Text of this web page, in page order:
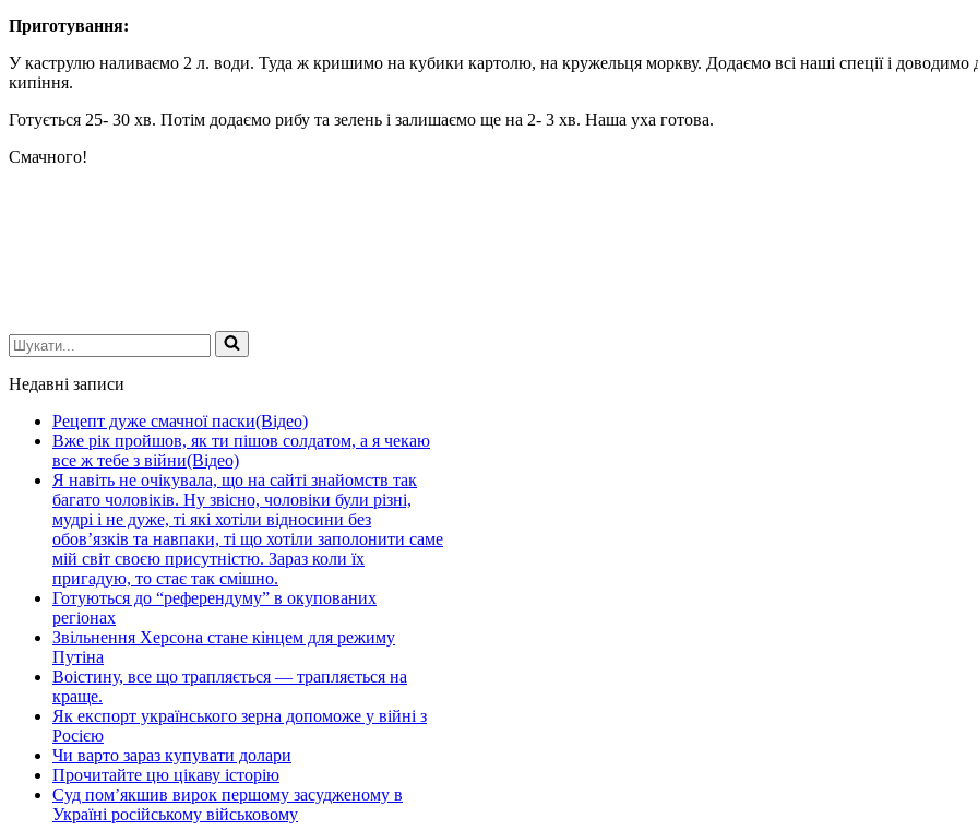
Приготування:
У каструлю наливаємо 2 л. води. Туда ж кришимо на кубики картолю, на кружельця моркву. Додаємо всі наші спеції і доводимо
кипіння.
Готується 25- 30 хв. Потім додаємо рибу та зелень і залишаємо ще на 2- 3 хв. Наша уха готова.
Смачного!
Шукати...
Недавні записи
Рецепт дуже смачної паски(Відео)
Вже рік пройшов, як ти пішов солдатом, а я чекаю
все ж тебе з війни(Відео)
Я навіть не очікувала, що на сайті знайомств так
багато чоловіків. Ну звісно, чоловіки були різні,
мудрі і не дуже, ті які хотіли відносини без
обов’язків та навпаки, ті що хотіли заполонити саме
мій світ своєю присутністю. Зараз коли їх
пригадую, то стає так смішно.
Готуються до “референдуму” в окупованих
регіонах
Звільнення Херсона стане кінцем для режиму
Путіна
Воістину, все що трапляється — трапляється на
краще.
Як експорт українського зерна допоможе у війні з
Росією
Чи варто зараз купувати долари
Прочитайте цю цікаву історію
Суд пом’якшив вирок першому засудженому в
Україні російському військовому